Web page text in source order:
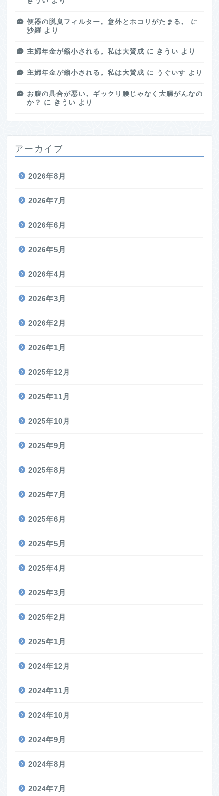
便器の脱臭フィルター。意外とホコリがたまる。
に
沙羅 より
主婦年金が縮小される。私は大賛成 に きうい より
主婦年金が縮小される。私は大賛成 に うぐいす より
お腹の具合が悪い。ギックリ腰じゃなく大腸がんなの
か？
に きうい より
アーカイブ
2026年8月
2026年7月
2026年6月
2026年5月
2026年4月
2026年3月
2026年2月
2026年1月
2025年12月
2025年11月
2025年10月
2025年9月
2025年8月
2025年7月
2025年6月
2025年5月
2025年4月
2025年3月
2025年2月
2025年1月
2024年12月
2024年11月
2024年10月
2024年9月
2024年8月
2024年7月